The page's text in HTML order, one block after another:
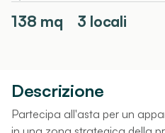
138 mq
3 locali
Descrizione
Partecipa all'asta per un